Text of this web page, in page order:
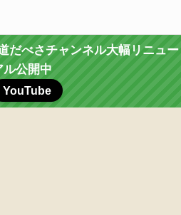
だべさチャンネル大幅リニュー
ル公開中
YouTube